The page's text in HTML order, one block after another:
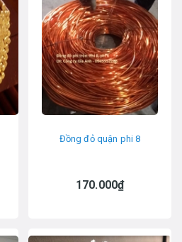
Đồng đỏ quận phi 8
170.000₫